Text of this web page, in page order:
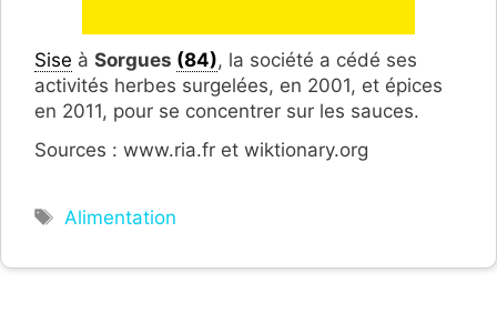
Sise à Sorgues (84), la société a cédé ses
activités herbes surgelées, en 2001​, et épices
en 2011, pour se concentrer sur les sauces.
Sources : www.ria.fr et wiktionary.org
Étiquettes
Alimentation